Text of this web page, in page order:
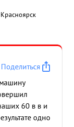
Поделиться
60 в в и
одно